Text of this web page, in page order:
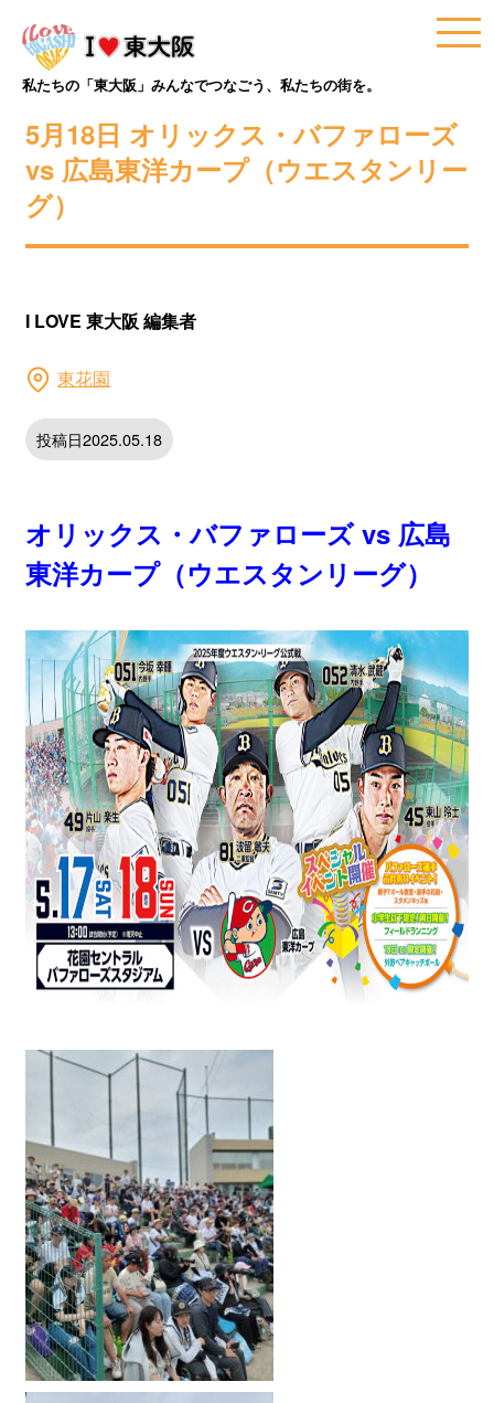
私たちの「東大阪」みんなでつなごう、私たちの街を。
5月18日 オリックス・バファローズ
vs 広島東洋カープ（ウエスタンリー
グ）
I LOVE 東大阪 編集者
東花園
投稿日2025.05.18
オリックス・バファローズ vs 広島
東洋カープ（ウエスタンリーグ）